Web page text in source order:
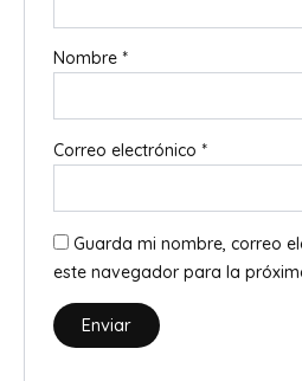
Nombre *
Correo electrónico *
Guarda mi nombre, correo
este navegador para la